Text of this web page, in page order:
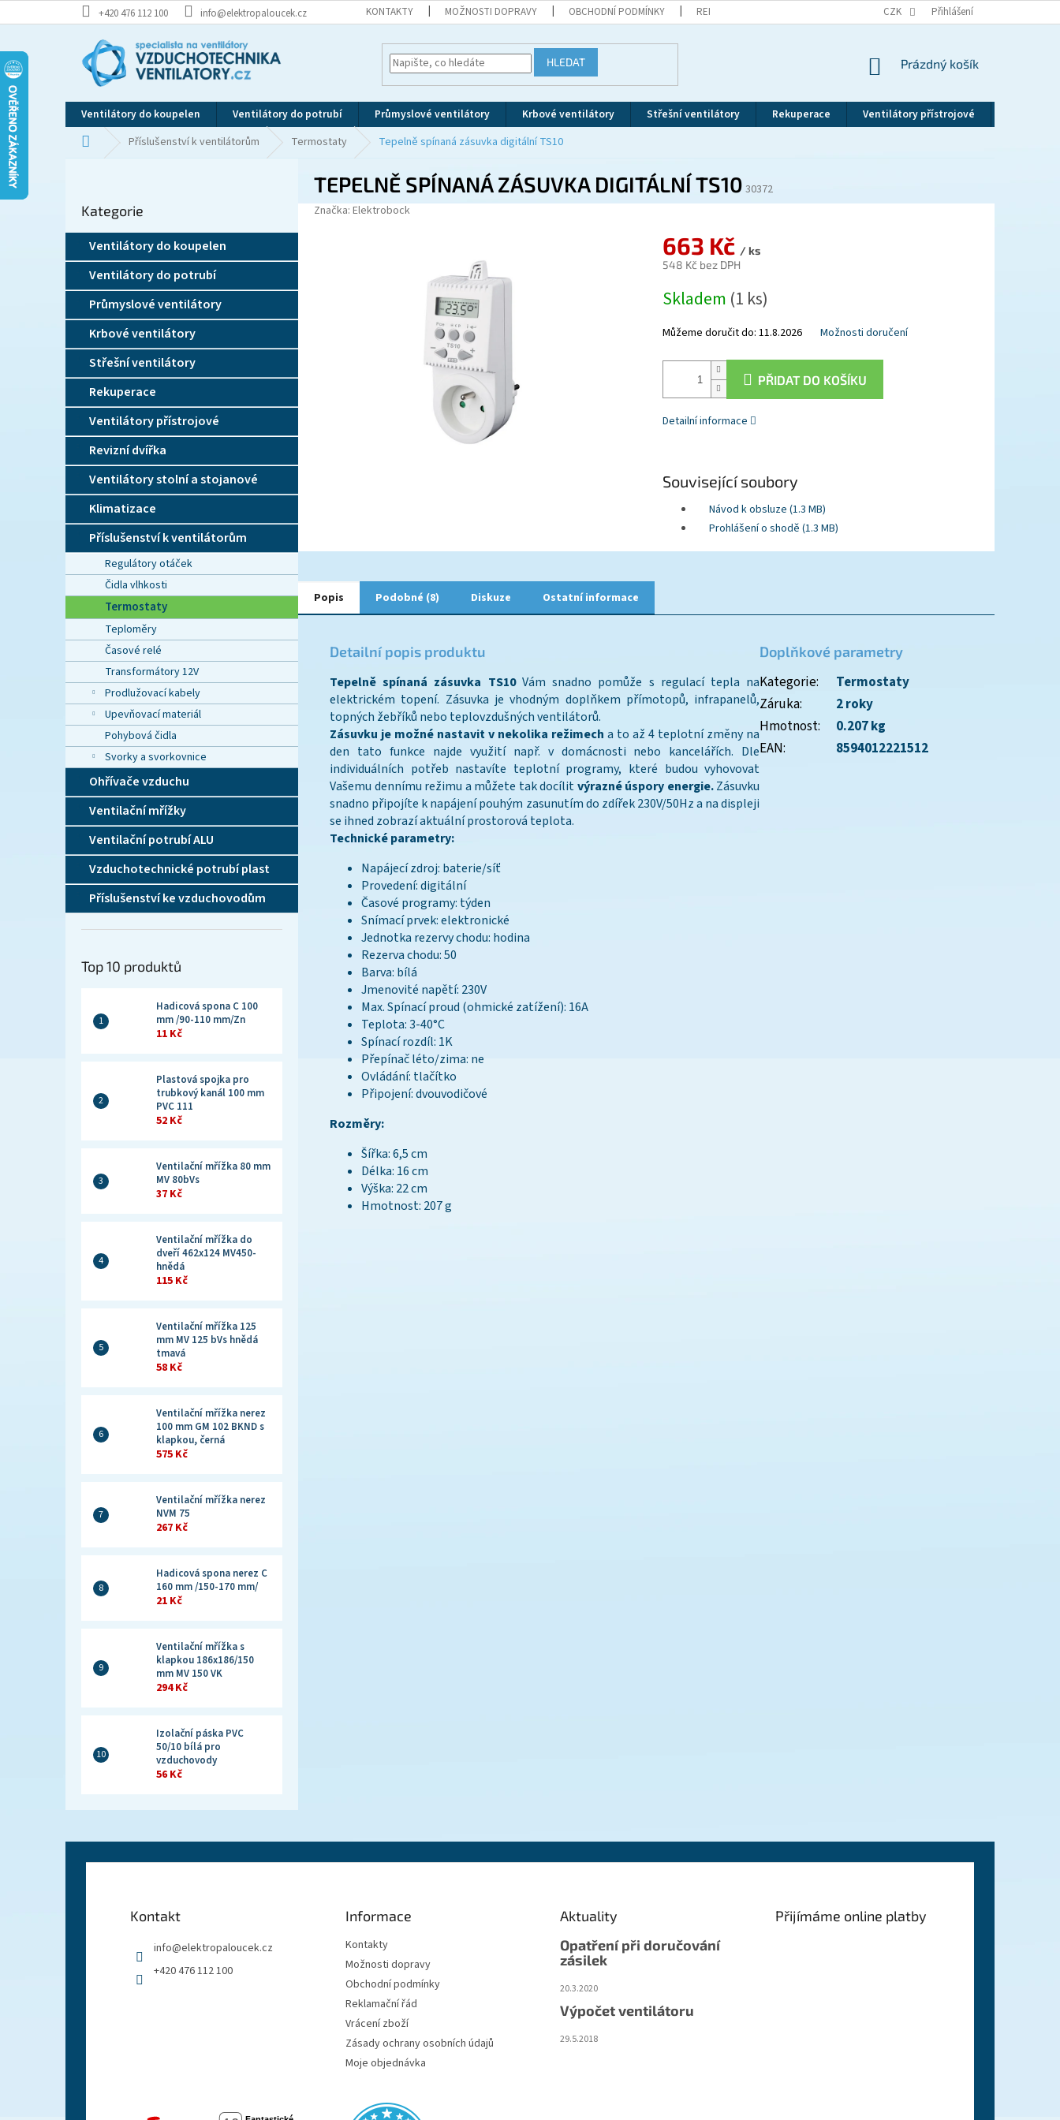
na
+420 476 112 100 info@elektropaloucek.cz KONTAKTY MOŽNOSTI DOPRAVY OBCHODNÍ PODMÍNKY REKLAMAČNÍ ŘÁD ZÁSADY OCHRANY OSOBNÍCH
CZK Přihlášení
HLEDAT
NÁKUPNÍ
Prázdný košík
Ventilátory do koupelen Ventilátory do potrubí Průmyslové ventilátory Krbové ventilátory Střešní ventilátory Rekuperace Ventilátory přístrojové
Domů Příslušenství k ventilátorům Termostaty Tepelně spínaná zásuvka digitální TS10
r
n
p
e
kategorie
Kategorie
Ventilátory do koupelen
Ventilátory do potrubí
Průmyslové ventilátory
Krbové ventilátory
Střešní ventilátory
Rekuperace
Ventilátory přístrojové
Revizní dvířka
Ventilátory stolní a stojanové
Klimatizace
Příslušenství k ventilátorům
Regulátory otáček
Čidla vlhkosti
Termostaty
Teploměry
Časové relé
Transformátory 12V
Prodlužovací kabely
Upevňovací materiál
Pohybová čidla
Svorky a svorkovnice
Ohřívače vzduchu
Ventilační mřížky
Ventilační potrubí ALU
Vzduchotechnické potrubí plast
Příslušenství ke vzduchovodům
Top 10 produktů
Hadicová spona C 100
mm /90-110 mm/Zn
11 Kč
Plastová spojka pro
trubkový kanál 100 mm
PVC 111
52 Kč
Ventilační mřížka 80 mm
MV 80bVs
37 Kč
Ventilační mřížka do
dveří 462x124 MV450-
hnědá
115 Kč
Ventilační mřížka 125
mm MV 125 bVs hnědá
tmavá
58 Kč
Ventilační mřížka nerez
100 mm GM 102 BKND s
klapkou, černá
575 Kč
Ventilační mřížka nerez
NVM 75
267 Kč
Hadicová spona nerez C
160 mm /150-170 mm/
21 Kč
Ventilační mřížka s
klapkou 186x186/150
mm MV 150 VK
294 Kč
Izolační páska PVC
50/10 bílá pro
vzduchovody
56 Kč
TEPELNĚ SPÍNANÁ ZÁSUVKA DIGITÁLNÍ TS10 30372
Značka: Elektrobock
663 Kč / ks
548 Kč bez DPH
cena:
Skladem (1 ks)
Můžeme doručit do: 11.8.2026 Možnosti doručení
PŘIDAT DO KOŠÍKU
Detailní informace
Související soubory
Návod k obsluze (1.3 MB)
Prohlášení o shodě (1.3 MB)
Popis Podobné (8) Diskuze Ostatní informace
Detailní popis produktu
Tepelně spínaná zásuvka TS10 Vám snadno pomůže s regulací tepla na
elektrickém topení. Zásuvka je vhodným doplňkem přímotopů, infrapanelů,
topných žebříků nebo teplovzdušných ventilátorů.
Zásuvku je možné nastavit v nekolika režimech a to až 4 teplotní změny na
den tato funkce najde využití např. v domácnosti nebo kancelářích. Dle
individuálních potřeb nastavíte teplotní programy, které budou vyhovovat
Vašemu dennímu režimu a můžete tak docílitvýrazné úspory energie.Zásuvku
snadno připojíte k napájení pouhým zasunutím do zdířek 230V/50Hz a na displeji
se ihned zobrazí aktuální prostorová teplota.
Technické parametry:
Napájecí zdroj: baterie/síť
Provedení: digitální
Časové programy: týden
Snímací prvek: elektronické
Jednotka rezervy chodu: hodina
Rezerva chodu: 50
Barva: bílá
Jmenovité napětí: 230V
Max. Spínací proud (ohmické zatížení): 16A
Teplota: 3-40°C
Spínací rozdíl: 1K
Přepínač léto/zima: ne
Ovládání: tlačítko
Připojení: dvouvodičové
Rozměry:
Šířka: 6,5 cm
Délka: 16 cm
Výška: 22 cm
Hmotnost: 207 g
Doplňkové parametry
Kategorie:
Termostaty
Záruka:
2 roky
Hmotnost:
0.207 kg
EAN: 8594012221512
Kontakt
info@elektropaloucek.cz
+420 476 112 100
Informace
Kontakty
Možnosti dopravy
Obchodní podmínky
Reklamační řád
Vrácení zboží
Zásady ochrany osobních údajů
Moje objednávka
Aktuality
Opatření při doručování
zásilek
20.3.2020
Výpočet ventilátoru
29.5.2018
Přijímáme online platby